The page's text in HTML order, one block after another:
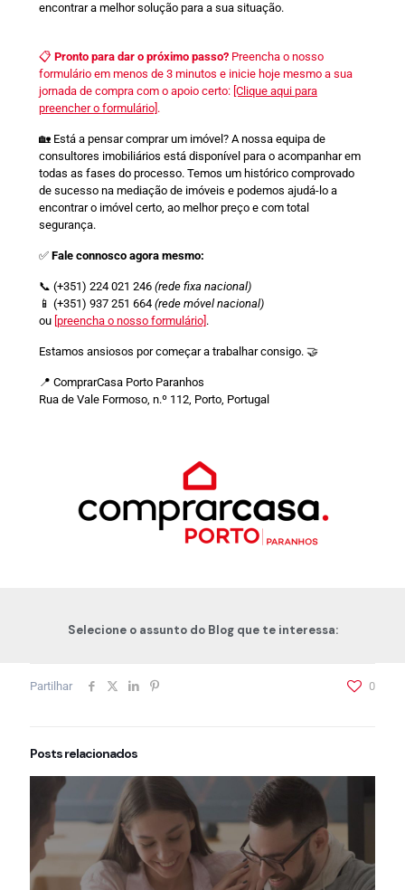
encontrar a melhor solução para a sua situação.
📋 Pronto para dar o próximo passo? Preencha o nosso
formulário em menos de 3 minutos e inicie hoje mesmo a sua
jornada de compra com o apoio certo: [Clique aqui para
preencher o formulário] .
🏡 Está a pensar comprar um imóvel? A nossa equipa de
consultores imobiliários está disponível para o acompanhar em
todas as fases do processo. Temos um histórico comprovado
de sucesso na mediação de imóveis e podemos ajudá-lo a
encontrar o imóvel certo, ao melhor preço e com total
segurança.
✅ Fale connosco agora mesmo:
📞 (+351) 224 021 246 (rede fixa nacional)
📱 (+351) 937 251 664 (rede móvel nacional)
ou [preencha o nosso formulário] .
Estamos ansiosos por começar a trabalhar consigo. 🤝
📍 ComprarCasa Porto Paranhos
Rua de Vale Formoso, n.º 112, Porto, Portugal
Selecione o assunto do Blog que te interessa:
Partilhar 0
Posts relacionados